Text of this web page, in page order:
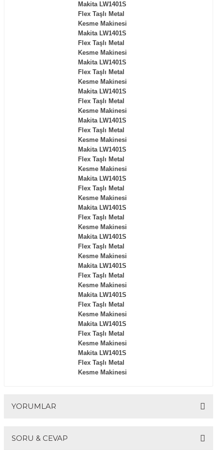
Makita LW1401S
Flex Taşlı Metal
Kesme Makinesi
Makita LW1401S
Flex Taşlı Metal
Kesme Makinesi
Makita LW1401S
Flex Taşlı Metal
Kesme Makinesi
Makita LW1401S
Flex Taşlı Metal
Kesme Makinesi
Makita LW1401S
Flex Taşlı Metal
Kesme Makinesi
Makita LW1401S
Flex Taşlı Metal
Kesme Makinesi
Makita LW1401S
Flex Taşlı Metal
Kesme Makinesi
Makita LW1401S
Flex Taşlı Metal
Kesme Makinesi
Makita LW1401S
Flex Taşlı Metal
Kesme Makinesi
Makita LW1401S
Flex Taşlı Metal
Kesme Makinesi
Makita LW1401S
Flex Taşlı Metal
Kesme Makinesi
Makita LW1401S
Flex Taşlı Metal
Kesme Makinesi
Makita LW1401S
Flex Taşlı Metal
Kesme Makinesi
YORUMLAR
SORU & CEVAP